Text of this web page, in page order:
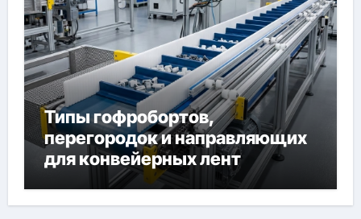
Типы гофробортов,
перегородок и направляющих
для конвейерных лент